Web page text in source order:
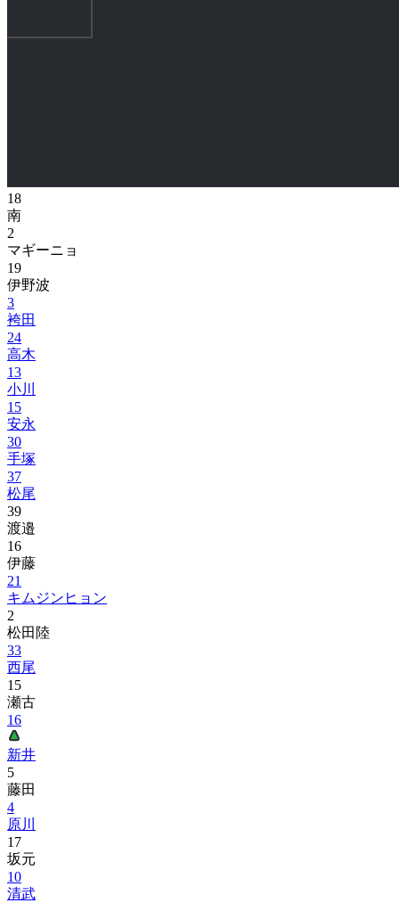
18
南
2
マギーニョ
19
伊野波
3
袴田
24
高木
13
小川
15
安永
30
手塚
37
松尾
39
渡邉
16
伊藤
21
キムジンヒョン
2
松田陸
33
西尾
15
瀬古
16
新井
5
藤田
4
原川
17
坂元
10
清武